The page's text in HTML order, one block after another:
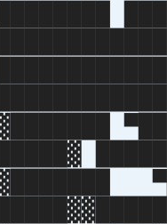
▓███████
▓███████